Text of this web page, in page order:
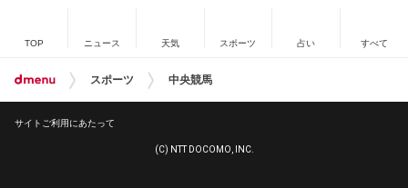
TOP ニュース 天気 スポーツ 占い すべて
スポーツ 中央競馬
サイトご利用にあたって
(C) NTT DOCOMO, INC.